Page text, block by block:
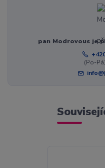
pan Modrovous je
(Po-